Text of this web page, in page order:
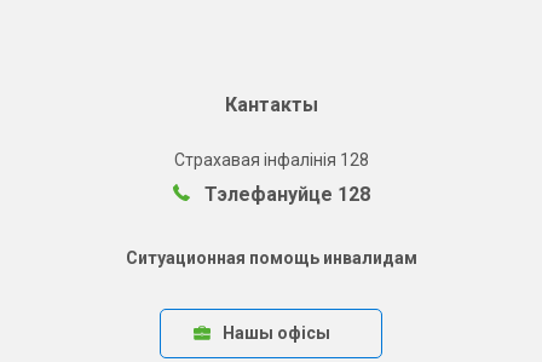
Кантакты
Страхавая інфалінія 128
Тэлефануйце 128
Ситуационная помощь инвалидам
Нашы офісы